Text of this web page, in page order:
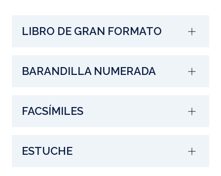
LIBRO DE GRAN FORMATO
BARANDILLA NUMERADA
FACSÍMILES
ESTUCHE